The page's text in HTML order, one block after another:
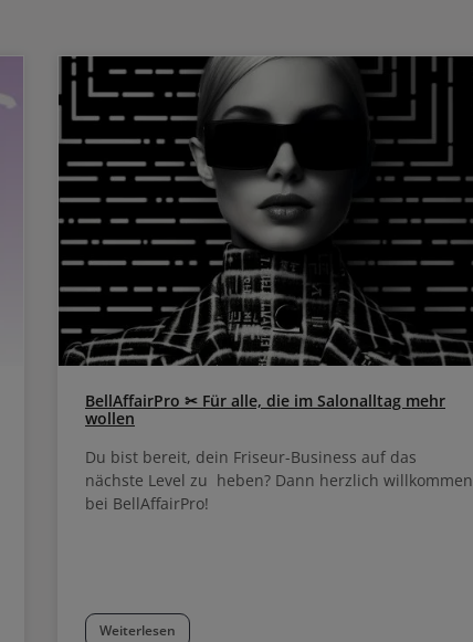
BellAffairPro ✂ Für alle, die im Salonalltag mehr
wollen
Du bist bereit, dein Friseur-Business auf das
nächste Level zu heben? Dann herzlich willkommen
bei BellAffairPro!
Weiterlesen